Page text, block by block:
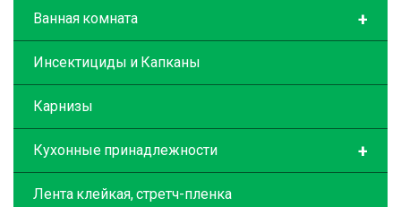
+
Ванная комната
Инсектициды и Капканы
Карнизы
+
Кухонные принадлежности
Лента клейкая, стретч-пленка